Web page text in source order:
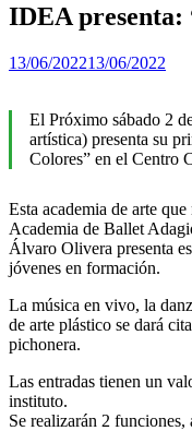
IDEA presenta:
13/06/202213/06/2022
El Próximo sábado 2
artística) presenta su
Colores” en el Centro
Esta academia de arte
Academia de Ballet
Álvaro Olivera presenta
jóvenes en formación.
La música en vivo, la
de arte plástico se dará
pichonera.
Las entradas tienen un
instituto.
Se realizarán 2 funciones,